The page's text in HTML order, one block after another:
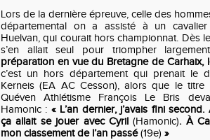
Lors de la dernière épreuve, celle des
départemental on a assisté à un
Huelvan, qui courait hors championnat. Dès
s’en allait seul pour triompher
préparation en vue du Bretagne de Carhaix,
c’est un hors département qui prenait le
Kerneis (EA AC Cesson), alors que le
Quéven Athlétisme François Le Bris
Hamonic : « L’an dernier, j’avais fini
ça allait se jouer avec Cyril(Hamonic). À
mon classement de l’an passé(19e) »